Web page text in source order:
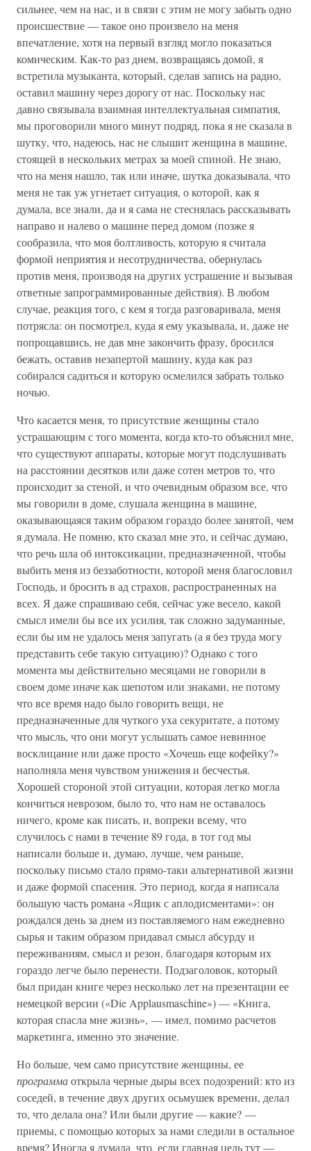
сильнее, чем на нас, и в связи с этим не могу забыть одно
происшествие — такое оно произвело на меня
впечатление, хотя на первый взгляд могло показаться
комическим. Как-то раз днем, возвращаясь домой, я
встретила музыканта, который, сделав запись на радио,
оставил машину через дорогу от нас. Поскольку нас
давно связывала взаимная интеллектуальная симпатия,
мы проговорили много минут подряд, пока я не сказала в
шутку, что, надеюсь, нас не слышит женщина в машине,
стоящей в нескольких метрах за моей спиной. Не знаю,
что на меня нашло, так или иначе, шутка доказывала, что
меня не так уж угнетает ситуация, о которой, как я
думала, все знали, да и я сама не стеснялась рассказывать
направо и налево о машине перед домом (позже я
сообразила, что моя болтливость, которую я считала
формой неприятия и несотрудничества, обернулась
против меня, производя на других устрашение и вызывая
ответные запрограммированные действия). В любом
случае, реакция того, с кем я тогда разговаривала, меня
потрясла: он посмотрел, куда я ему указывала, и, даже не
попрощавшись, не дав мне закончить фразу, бросился
бежать, оставив незапертой машину, куда как раз
собирался садиться и которую осмелился забрать только
ночью.
Что касается меня, то присутствие женщины стало
устрашающим с того момента, когда кто-то объяснил мне,
что существуют аппараты, которые могут подслушивать
на расстоянии десятков или даже сотен метров то, что
происходит за стеной, и что очевидным образом все, что
мы говорили в доме, слушала женщина в машине,
оказывающаяся таким образом гораздо более занятой, чем
я думала. Не помню, кто сказал мне это, и сейчас думаю,
что речь шла об интоксикации, предназначенной, чтобы
выбить меня из беззаботности, которой меня благословил
Господь, и бросить в ад страхов, распространенных на
всех. Я даже спрашиваю себя, сейчас уже весело, какой
смысл имели бы все их усилия, так сложно задуманные,
если бы им не удалось меня запугать (а я без труда могу
представить себе такую ситуацию)? Однако с того
момента мы действительно месяцами не говорили в
своем доме иначе как шепотом или знаками, не потому
что все время надо было говорить вещи, не
предназначенные для чуткого уха секуритате, а потому
что мысль, что они могут услышать самое невинное
восклицание или даже просто «Хочешь еще кофейку?»
наполняла меня чувством унижения и бесчестья.
Хорошей стороной этой ситуации, которая легко могла
кончиться неврозом, было то, что нам не оставалось
ничего, кроме как писать, и, вопреки всему, что
случилось с нами в течение 89 года, в тот год мы
написали больше и, думаю, лучше, чем раньше,
поскольку письмо стало прямо-таки альтернативой жизни
и даже формой спасения. Это период, когда я написала
большую часть романа «Ящик с аплодисментами»: он
рождался день за днем из поставляемого нам ежедневно
сырья и таким образом придавал смысл абсурду и
переживаниям, смысл и резон, благодаря которым их
гораздо легче было перенести. Подзаголовок, который
был придан книге через несколько лет на презентации ее
немецкой версии («Die Applausmaschine») — «Книга,
которая спасла мне жизнь», — имел, помимо расчетов
маркетинга, именно это значение.
Но больше, чем само присутствие женщины, ее
программаоткрыла черные дыры всех подозрений: кто из
соседей, в течение двух других осьмушек времени, делал
то, что делала она? Или были другие — какие? —
приемы, с помощью которых за нами следили в остальное
время? Иногда я думала, что, если главная цель тут —